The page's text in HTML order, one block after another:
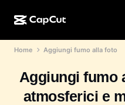
CapCut Online
Creazione IA
Design IA
Funzionalità
Strumenti IA
Modelli per le festività
Informazioni
Community
Home Aggiungi fumo alla foto
Aggiungi fumo
atmosferici e